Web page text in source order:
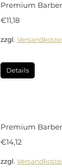
Premium
€11,18
zzgl.
Details
Premium
€14,12
zzgl.